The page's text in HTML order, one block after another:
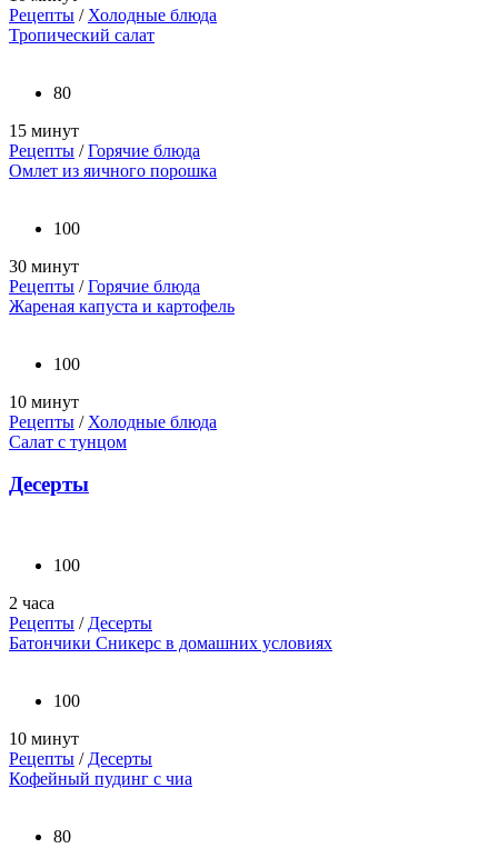
Рецепты / Холодные блюда
Тропический салат
80
15 минут
Рецепты /Горячие блюда
Омлет из яичного порошка
100
30 минут
Рецепты /Горячие блюда
Жареная капуста и картофель
100
10 минут
Рецепты / Холодные блюда
Салат с тунцом
Десерты
100
2 часа
Рецепты / Десерты
Батончики Сникерс в домашних условиях
100
10 минут
Рецепты / Десерты
Кофейный пудинг с чиа
80